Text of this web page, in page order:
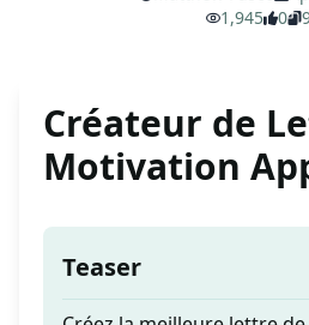
1,945
0
Créateur de
Motivation
Teaser